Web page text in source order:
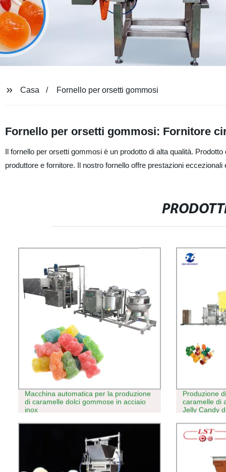
Casa Fornello per orsetti gommosi
Fornello per orsetti gommosi: Fornitore
Il fornello per orsetti gommosi è un prodotto di alta qualità.
produttore e fornitore. Il nostro fornello offre prestazioni
Macchina automatica per la produzione
di caramelle dolci gommose in acciaio
inox
Produzione
caramelle di
Jelly Candy
linea